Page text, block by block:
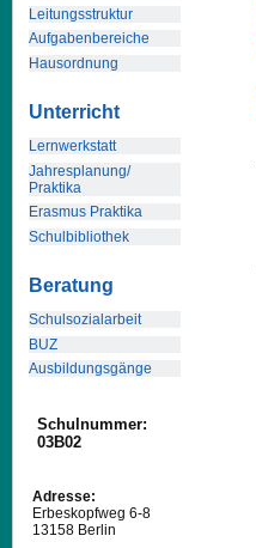
Leitungsstruktur
Aufgabenbereiche
Hausordnung
Unterricht
Lernwerkstatt
Jahresplanung/
Praktika
Erasmus Praktika
Schulbibliothek
Beratung
Schulsozialarbeit
BUZ
Ausbildungsgänge
Schulnummer:
03B02
Adresse:
Erbeskopfweg 6-8
13158 Berlin